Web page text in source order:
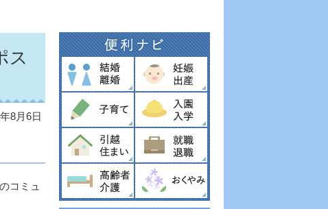
ス
8月6日
コミュ